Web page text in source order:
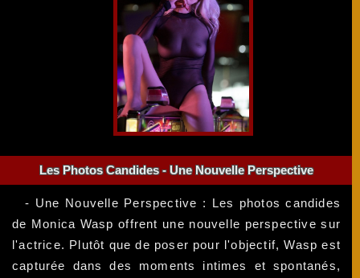
Les Photos Candides - Une Nouvelle Perspective
- Une Nouvelle Perspective : Les photos candides
de Monica Wasp offrent une nouvelle perspective sur
l'actrice. Plutôt que de poser pour l'objectif, Wasp est
capturée dans des moments intimes et spontanés,